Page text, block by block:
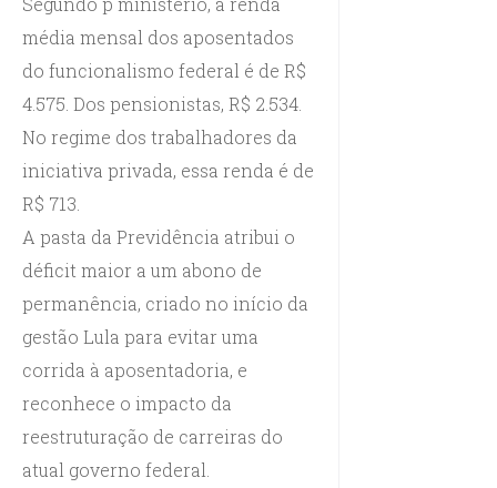
média mensal dos aposentados
do funcionalismo federal é de R$
4.575. Dos pensionistas, R$ 2.534.
No regime dos trabalhadores da
iniciativa privada, essa renda é de
R$ 713.
A pasta da Previdência atribui o
déficit maior a um abono de
permanência, criado no início da
gestão Lula para evitar uma
corrida à aposentadoria, e
reconhece o impacto da
reestruturação de carreiras do
atual governo federal.